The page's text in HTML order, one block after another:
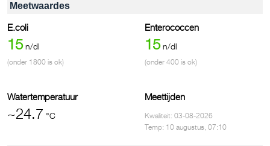
Meetwaardes
E.coli
15 n/dl
(onder 1800 is ok)
Enterococcen
15 n/dl
(onder 400 is ok)
Watertemperatuur
~24.7 °C
Meettijden
Kwaliteit: 03-08-2026
Temp: 10 augustus, 07:10